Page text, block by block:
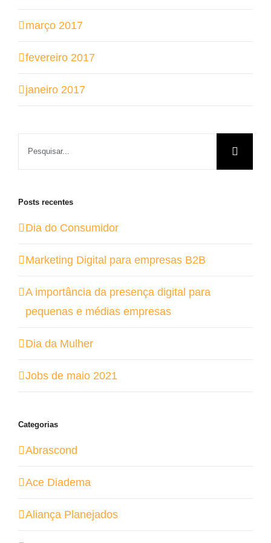
março 2017
fevereiro 2017
janeiro 2017
Posts recentes
Dia do Consumidor
Marketing Digital para empresas B2B
A importância da presença digital para
pequenas e médias empresas
Dia da Mulher
Jobs de maio 2021
Categorias
Abrascond
Ace Diadema
Aliança Planejados